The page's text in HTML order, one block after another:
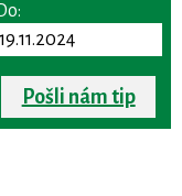
Pošli nám tip